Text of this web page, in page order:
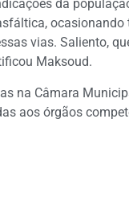
da
ocasionando
vias. Saliento,
Maksoud.
na Câmara
aos órgãos